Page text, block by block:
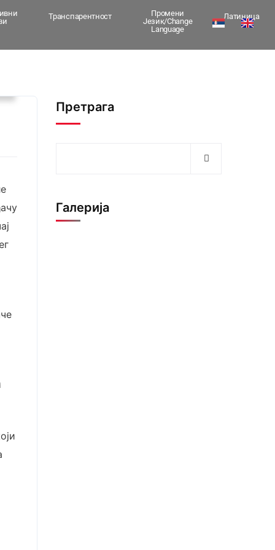
Транспарентност
Промени
Језик/Change
Language
Латиница
Претрага
Галерија